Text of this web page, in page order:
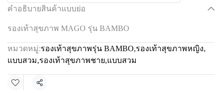
คำอธิบายสินค้าแบบย่อ
รองเท้าสุขภาพ MAGO รุ่น BAMBO
หมวดหมู่:รองเท้าสุขภาพรุ่น BAMBO,รองเท้าสุขภาพหญิง,
แบบสวม,รองเท้าสุขภาพชาย,แบบสวม
แชร์